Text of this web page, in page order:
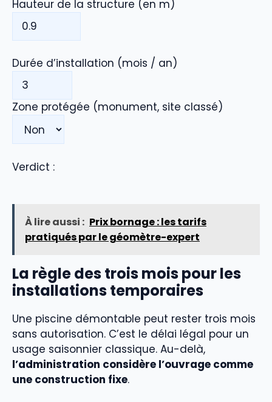
Hauteur de la structure (en m)
Durée d’installation (mois / an)
Zone protégée (monument, site classé)
Verdict :
À lire aussi : Prix bornage : les tarifs
pratiqués par le géomètre-expert
La règle des trois mois pour les
installations temporaires
Une piscine démontable peut rester trois mois
sans autorisation. C’est le délai légal pour un
usage saisonnier classique. Au-delà,
l’administration considère l’ouvrage comme
une construction fixe.